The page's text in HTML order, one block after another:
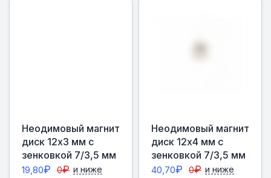
Неодимовый магнит
диск 12х3 мм с
зенковкой 7/3,5 мм
19,80₽ 0₽ и ниже
Неодимовый магнит
диск 12х4 мм с
зенковкой 7/3,5 мм
40,70₽ 0₽ и ниже